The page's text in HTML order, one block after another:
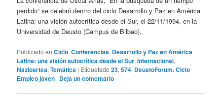
perdido” se celebró dentro del ciclo Desarrollo y Paz en América
Latina: una visión autocrítica desde el Sur, el 22/11/1994, en la
Universidad de Deusto (Campus de Bilbao).
Publicado en Ciclo,Conferencias, Desarrollo y Paz en América
Latina: una visión autocrítica desde el Sur,Internacional,
Nazioartea,Temática | Etiquetado 23,574, DeustoForum. Ciclo
Empleo joven | Deja un comentario